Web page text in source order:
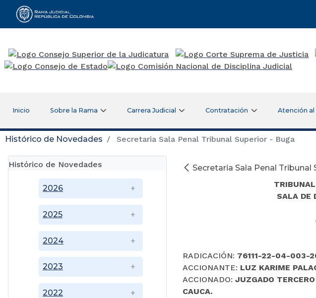
Rama Judicial
Inicio Sobre la Rama Carrera Judicial Contratación Atención al
Histórico de Novedades Secretaria Sala Penal Tribunal Superior - Buga
Histórico de Novedades
2022
2023
2024
2025
2026
Secretaria Sala Penal Tribunal
SALA DE
RADICACIÓN: 76111-22-04-003-
ACCIONANTE: LUZ KARIME
ACCIONADO: JUZGADO
CAUCA.